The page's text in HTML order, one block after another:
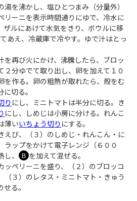
湯を沸かし、塩ひとつまみ（分量外）
リーニを表示時間通りにゆで、冷水に
ザルにあけて水気をきり、ボウルに移
あえ、冷蔵庫で冷やす。ゆで汁はとっ
を再び火にかけ、沸騰したら、ブロッ
２分ゆでて取り出し、卵を加えて１０
を作る。卵の粗熱が取れたら、殻をむ
切る。
り にし、ミニトマトは半分に切る。き
にし、しめじは小房に分ける。れんこ
薄いいちょう切り にする。
えび、（３）のしめじ・れんこん・に
ラップをかけて電子レンジ（６００
、
Ｂ を加えて混ぜる。
ッペリーニを盛り、（２）のブロッコ
（３）のレタス・ミニトマト・きゅう
る。